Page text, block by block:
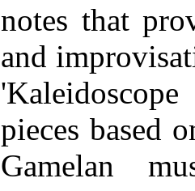
notes that
and
pieces based
Gamelan